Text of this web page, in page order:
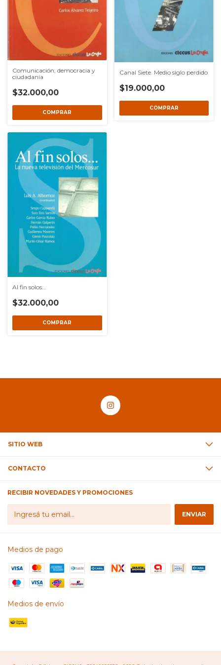
Comunicación, democracia y
ciudadanía
$32.000,00
Canal Siete. Medio siglo perdido
$19.000,00
Al fin solos...
$32.000,00
SITIO WEB
CONTACTO
RECIBIR NOVEDADES Y PROMOCIONES
Medios de pago
Medios de envío